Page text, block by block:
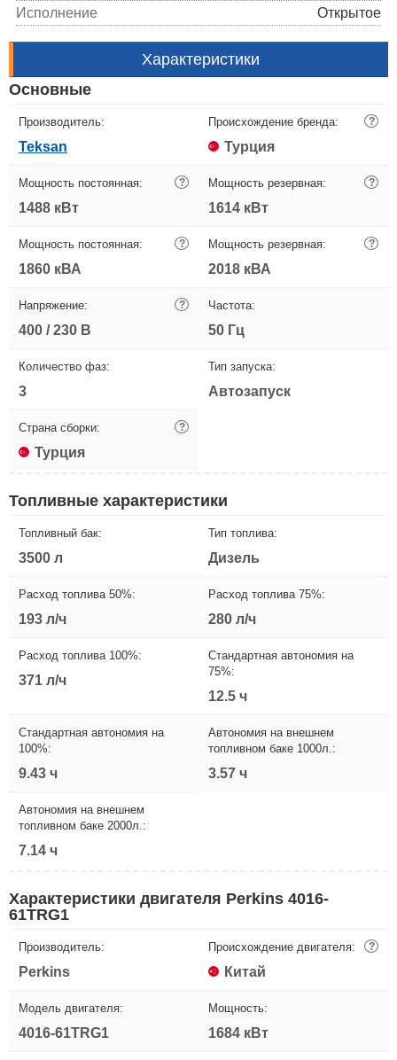
Исполнение
Открытое
Характеристики
Основные
Производитель:
Teksan
Происхождение бренда: ?
Турция
Мощность постоянная: ?
1488 кВт
Мощность резервная: ?
1614 кВт
Мощность постоянная: ?
1860 кВА
Мощность резервная: ?
2018 кВА
Напряжение: ?
400 / 230 В
Частота:
50 Гц
Количество фаз:
3
Тип запуска:
Автозапуск
Страна сборки: ?
Турция
Топливные характеристики
Топливный бак:
3500 л
Тип топлива:
Дизель
Расход топлива 50%:
193 л/ч
Расход топлива 75%:
280 л/ч
Расход топлива 100%:
371 л/ч
Стандартная автономия на
75%:
12.5 ч
Стандартная автономия на
100%:
9.43 ч
Автономия на внешнем
топливном баке 1000л.:
3.57 ч
Автономия на внешнем
топливном баке 2000л.:
7.14 ч
Характеристики двигателя Perkins 4016-
61TRG1
Производитель:
Perkins
Происхождение двигателя: ?
Китай
Модель двигателя:
4016-61TRG1
Мощность:
1684 кВт